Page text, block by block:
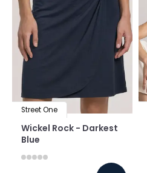
Street One
Wickel Rock - Darkest
Blue